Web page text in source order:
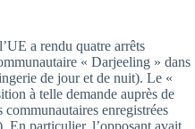
a rendu quatre arrêts
« Darjeeling » dans
de jour et de nuit). Le «
à telle demande auprès de
enregistrées